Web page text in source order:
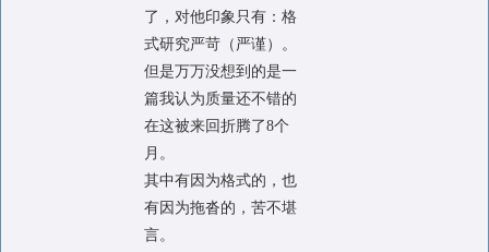
了，对他印象只有：格
式研究严苛（严谨）。
但是万万没想到的是一
篇我认为质量还不错的
在这被来回折腾了8个
月。
其中有因为格式的，也
有因为拖沓的，苦不堪
言。